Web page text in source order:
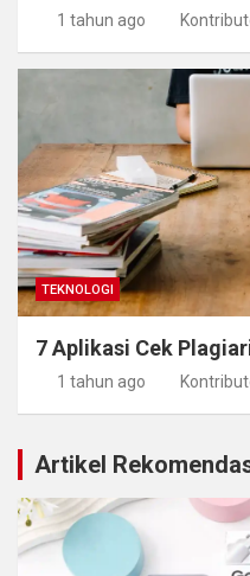
1 tahun ago
TEKNOLOGI
7 Aplikasi Cek
1 tahun ago
Artikel